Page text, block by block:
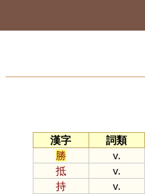
漢字
詞類
勝
v.
抵
v.
持
v.